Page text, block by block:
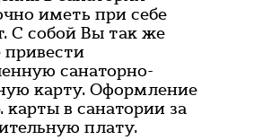
иметь при себе
С собой Вы так же
санаторно-
карту. Оформление
карты в санатории за
плату.